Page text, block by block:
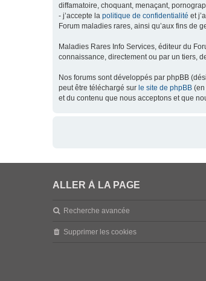
diffamatoire, choquant, menaçant,
- j’accepte la politique de confidentialité et
Forum maladies rares, ainsi qu’aux fins de
Maladies Rares Info Services, éditeur du
connaissance, directement ou par un tiers,
Nos forums sont développés par phpBB
peut être téléchargé sur le site de phpBB (en
et du contenu que nous acceptons et que
ALLER À LA PAGE
Recherche avancée
Supprimer les cookies